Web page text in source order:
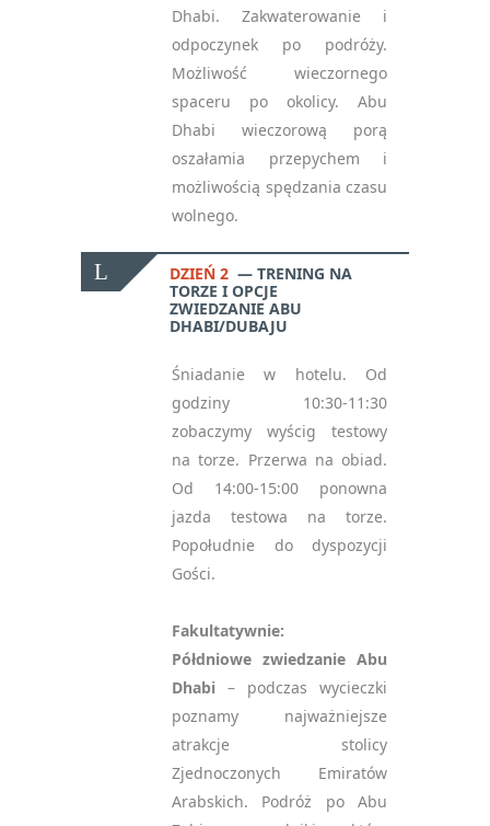
Dhabi. Zakwaterowanie i
odpoczynek po podróży.
Możliwość wieczornego
spaceru po okolicy. Abu
Dhabi wieczorową porą
oszałamia przepychem i
możliwością spędzania czasu
wolnego.
DZIEŃ 2
TRENING NA
TORZE I OPCJE
ZWIEDZANIE ABU
DHABI/DUBAJU
Śniadanie w hotelu. Od
godziny 10:30-11:30
zobaczymy wyścig testowy
na torze. Przerwa na obiad.
Od 14:00-15:00 ponowna
jazda testowa na torze.
Popołudnie do dyspozycji
Gości.
Fakultatywnie:
Półdniowe zwiedzanie Abu
Dhabi – podczas wycieczki
poznamy najważniejsze
atrakcje stolicy
Zjednoczonych Emiratów
Arabskich. Podróż po Abu